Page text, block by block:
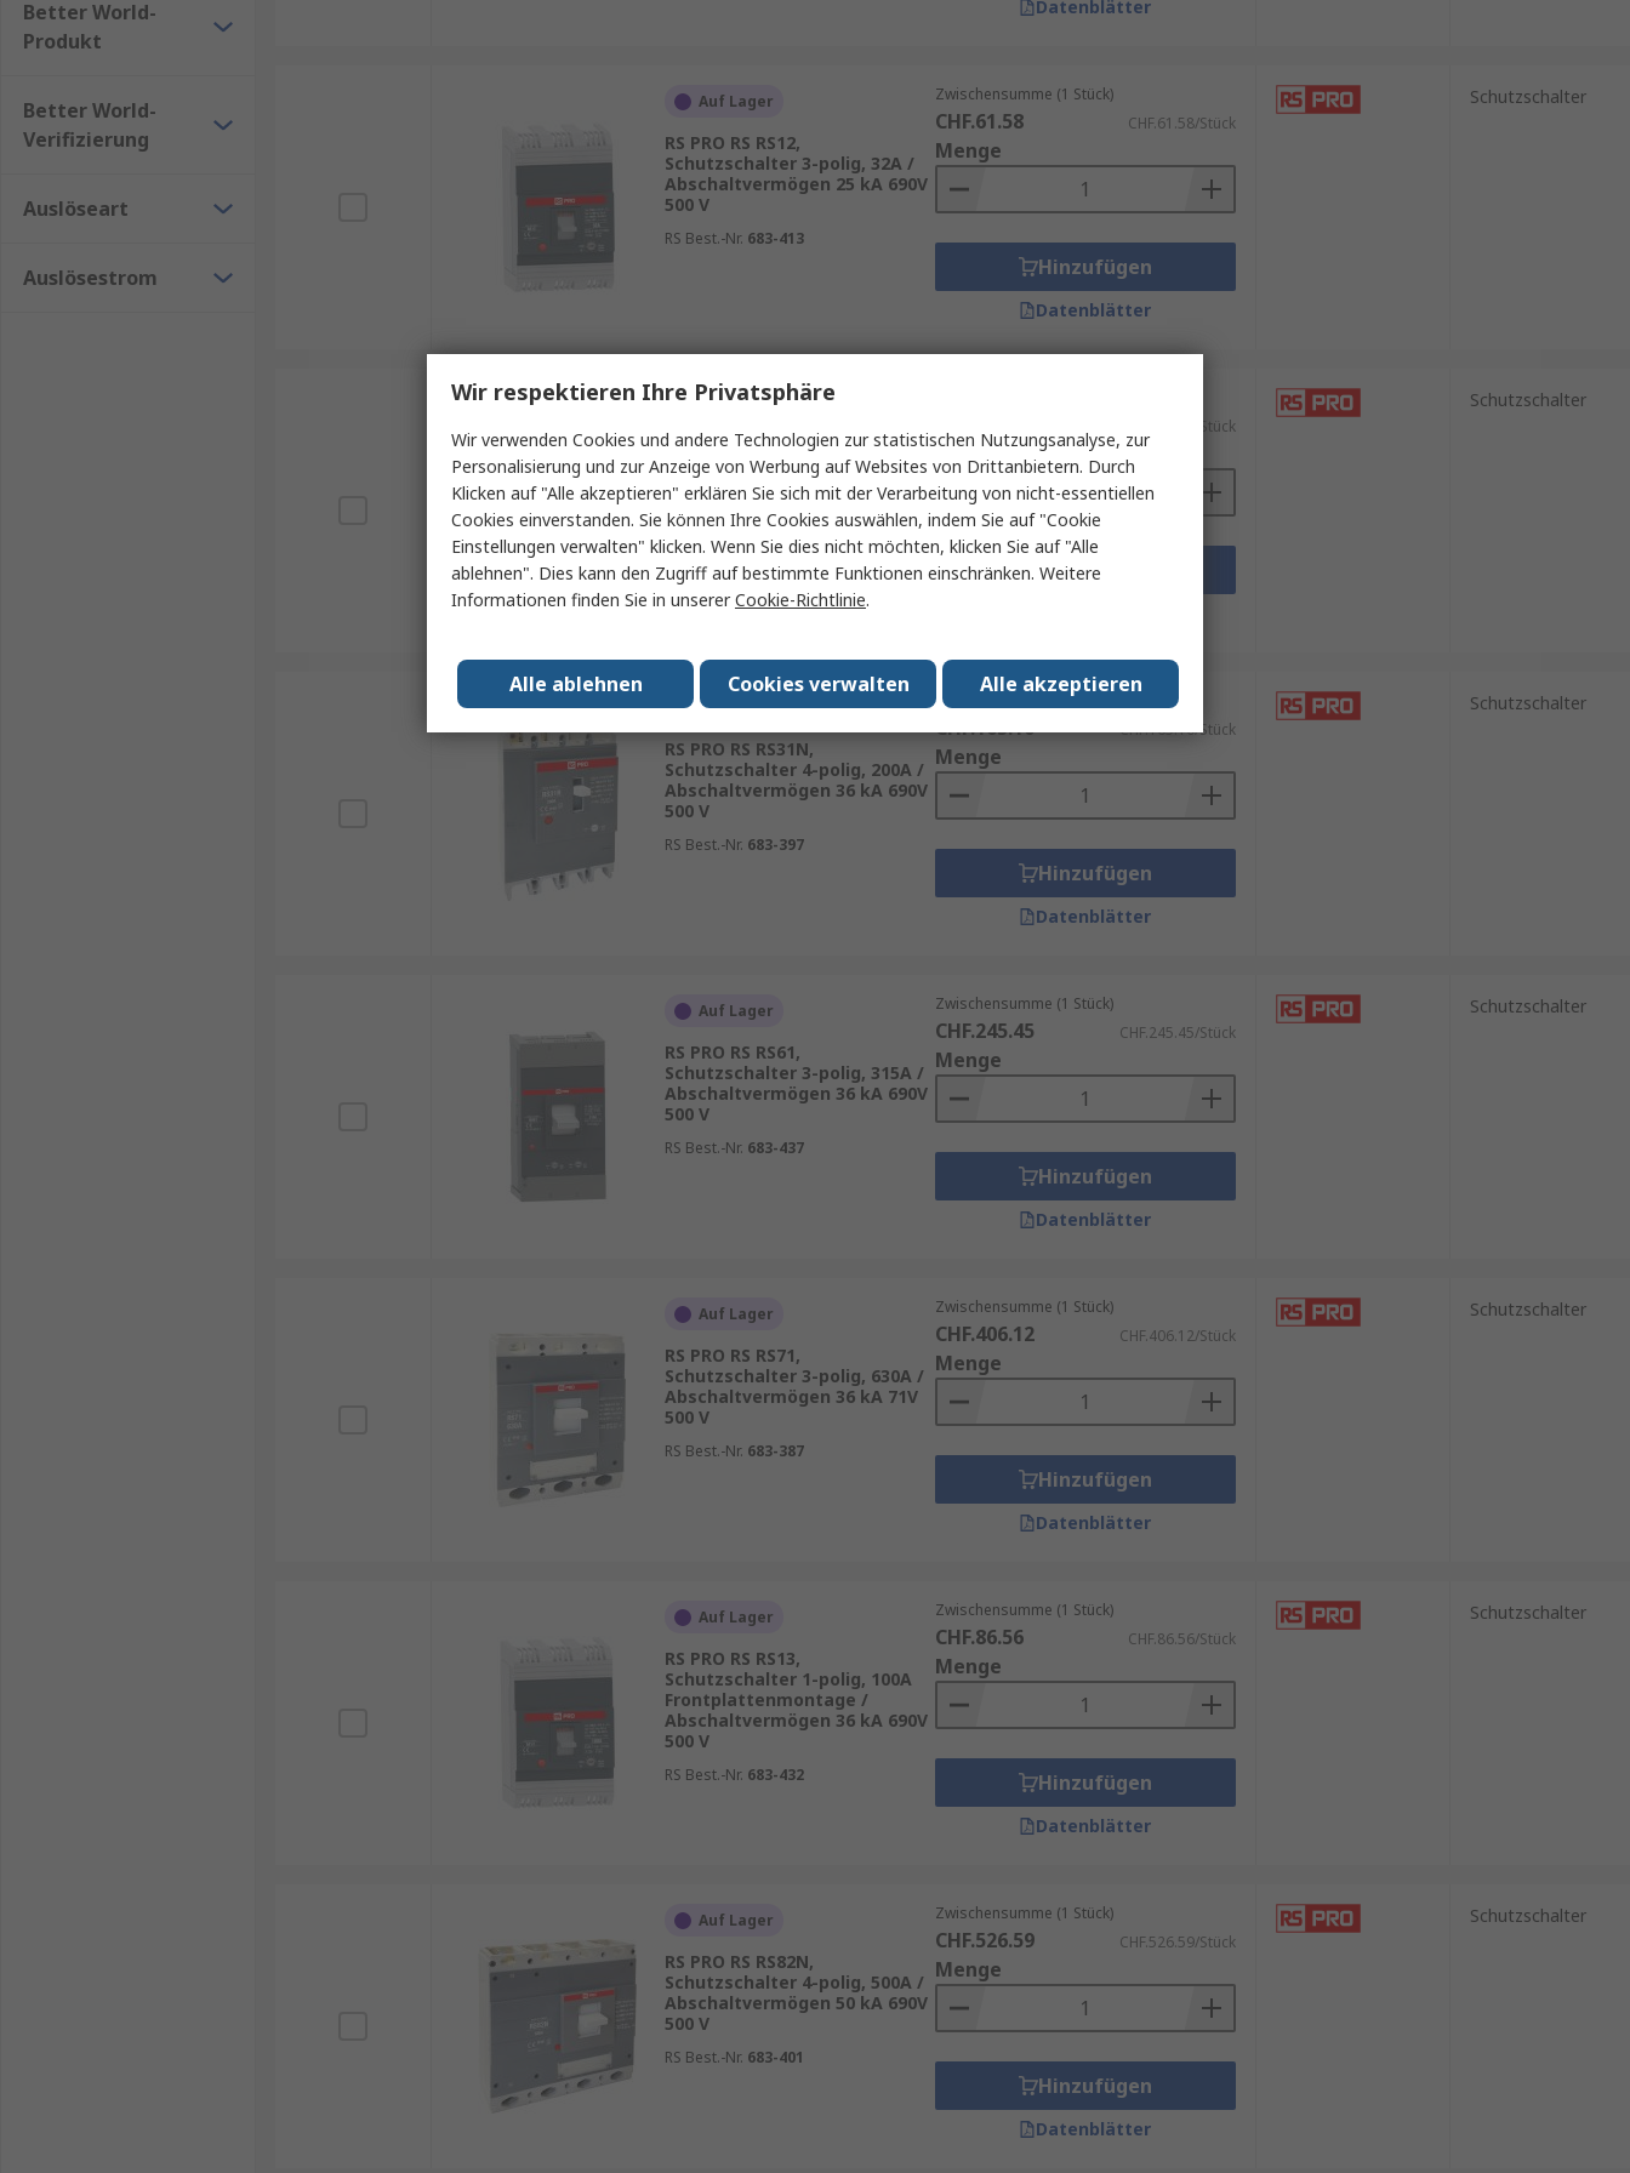
Better World-
Produkt
Better World-
Verifizierung
Auslöseart
Auslösestrom
Datenblätter
Auf Lager
RS PRO RS RS12,
Schutzschalter 3-polig, 32A /
Abschaltvermögen 25 kA 690V
500 V
RS Best.-Nr. 683-413
Zwischensumme (1 Stück)
CHF.61.58 CHF.61.58/Stück
Menge
Hinzufügen
Datenblätter
Schutzschalter
Auf Lager
RS PRO RS RS71,
Schutzschalter 3-polig, 500A /
Abschaltvermögen 36 kA 690V
500 V
RS Best.-Nr.683-386
CHF.374.86/Stück
Menge
Hinzufügen
Schutzschalter
Auf Lager
RS PRO RS RS31N,
Schutzschalter 4-polig, 200A /
Abschaltvermögen 36 kA 690V
500 V
RS Best.-Nr. 683-397
Zwischensumme (1 Stück)
CHF.165.10 CHF.165.10/Stück
Menge
Hinzufügen
Datenblätter
Schutzschalter
Auf Lager
RS PRO RS RS61,
Schutzschalter 3-polig, 315A /
Abschaltvermögen 36 kA 690V
500 V
RS Best.-Nr. 683-437
Zwischensumme (1 Stück)
CHF.245.45 CHF.245.45/Stück
Menge
Hinzufügen
Datenblätter
Schutzschalter
Auf Lager
RS PRO RS RS71,
Schutzschalter 3-polig, 630A /
Abschaltvermögen 36 kA 71V
500 V
RS Best.-Nr. 683-387
Zwischensumme (1 Stück)
CHF.406.12 CHF.406.12/Stück
Menge
Hinzufügen
Datenblätter
Schutzschalter
Auf Lager
RS PRO RS RS13,
Schutzschalter 1-polig, 100A
Frontplattenmontage /
Abschaltvermögen 36 kA 690V
500 V
RS Best.-Nr. 683-432
Zwischensumme (1 Stück)
CHF.86.56 CHF.86.56/Stück
Menge
Hinzufügen
Datenblätter
Schutzschalter
Auf Lager
RS PRO RS RS82N,
Schutzschalter 4-polig, 500A /
Abschaltvermögen 50 kA 690V
500 V
RS Best.-Nr. 683-401
Zwischensumme (1 Stück)
CHF.526.59 CHF.526.59/Stück
Menge
Hinzufügen
Datenblätter
Schutzschalter
Wir respektieren Ihre Privatsphäre
Wir verwenden Cookies und andere Technologien zur statistischen Nutzungsanalyse, zur
Personalisierung und zur Anzeige von Werbung auf Websites von Drittanbietern. Durch
Klicken auf "Alle akzeptieren" erklären Sie sich mit der Verarbeitung von nicht-essentiellen
Cookies einverstanden. Sie können Ihre Cookies auswählen, indem Sie auf "Cookie
Einstellungen verwalten" klicken. Wenn Sie dies nicht möchten, klicken Sie auf "Alle
ablehnen". Dies kann den Zugriff auf bestimmte Funktionen einschränken. Weitere
Informationen finden Sie in unsererCookie-Richtlinie.
Alle akzeptieren
Cookies verwalten
Alle ablehnen